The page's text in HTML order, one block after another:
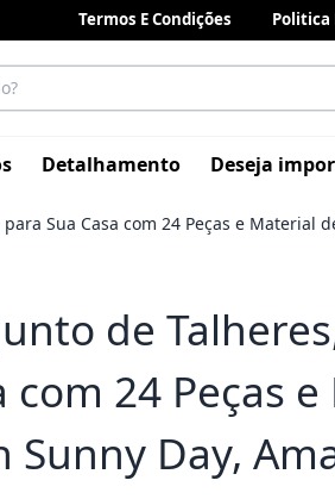
Termos E Condições Politica
Detalhamento Deseja
Sua Casa com 24 Peças e Material
de
com 24 Peças
Sunny Day,